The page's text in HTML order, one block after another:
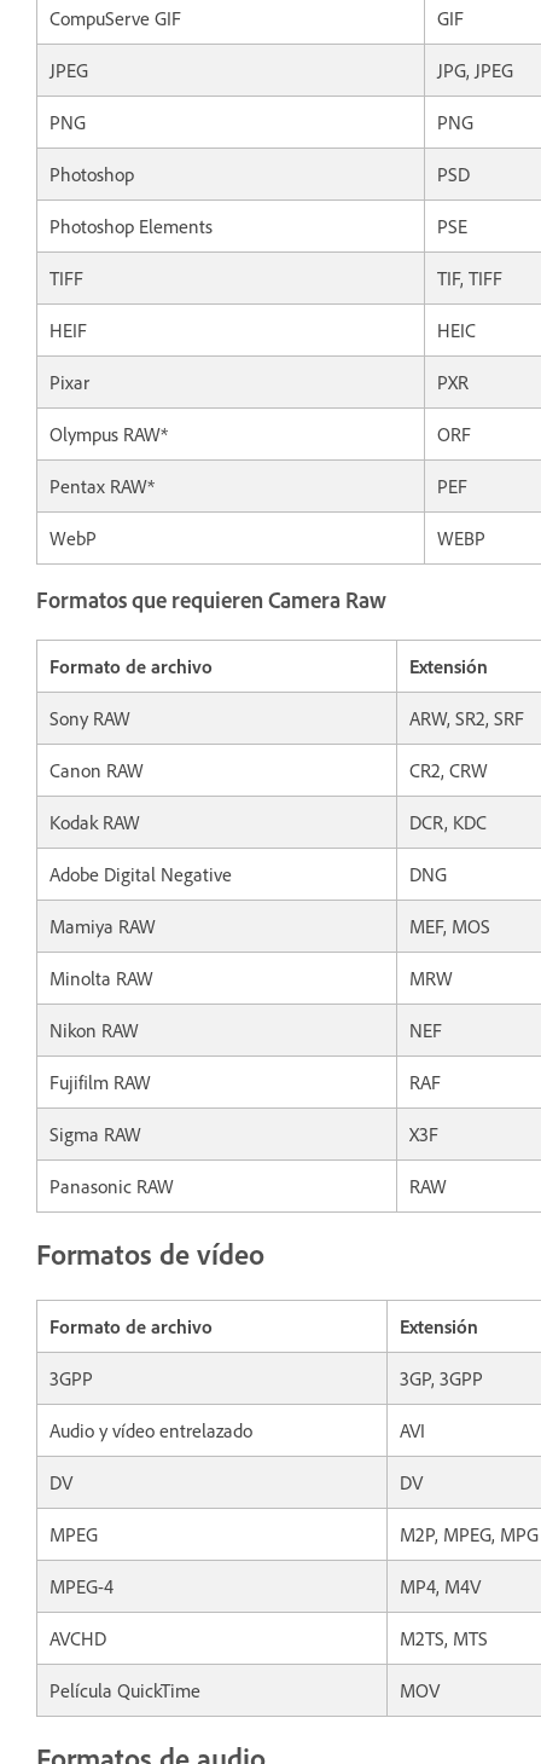
CompuServe GIF GIF
JPEG JPG, JPEG
PNG PNG
Photoshop PSD
Photoshop Elements PSE
TIFF TIF, TIFF
HEIF HEIC
Pixar PXR
Olympus RAW* ORF
Pentax RAW* PEF
WebP WEBP
Formatos que requieren Camera Raw
Formato de archivo Extensión
Sony RAW ARW, SR2, SRF
Canon RAW CR2, CRW
Kodak RAW DCR, KDC
Adobe Digital Negative DNG
Mamiya RAW MEF, MOS
Minolta RAW MRW
Nikon RAW NEF
Fujifilm RAW RAF
Sigma RAW X3F
Panasonic RAW RAW
Formatos de vídeo
Formato de archivo Extensión
3GPP 3GP, 3GPP
Audio y vídeo entrelazado AVI
DV DV
MPEG M2P, MPEG, MPG
MPEG-4 MP4, M4V
AVCHD M2TS, MTS
Película QuickTime MOV